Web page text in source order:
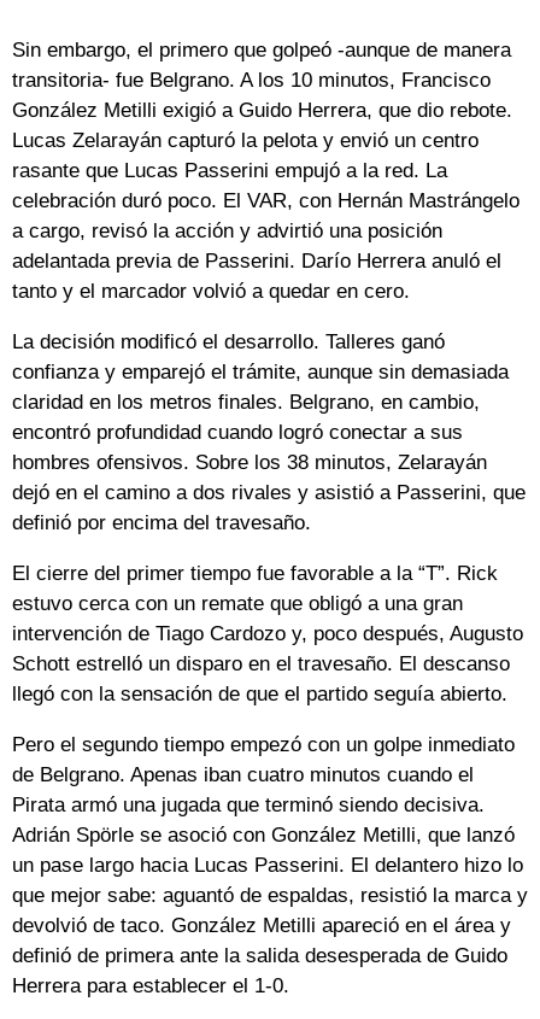
Sin embargo, el primero que golpeó -aunque de manera
transitoria- fue Belgrano. A los 10 minutos, Francisco
González Metilli exigió a Guido Herrera, que dio rebote.
Lucas Zelarayán capturó la pelota y envió un centro
rasante que Lucas Passerini empujó a la red. La
celebración duró poco. El VAR, con Hernán Mastrángelo
a cargo, revisó la acción y advirtió una posición
adelantada previa de Passerini. Darío Herrera anuló el
tanto y el marcador volvió a quedar en cero.
La decisión modificó el desarrollo. Talleres ganó
confianza y emparejó el trámite, aunque sin demasiada
claridad en los metros finales. Belgrano, en cambio,
encontró profundidad cuando logró conectar a sus
hombres ofensivos. Sobre los 38 minutos, Zelarayán
dejó en el camino a dos rivales y asistió a Passerini, que
definió por encima del travesaño.
El cierre del primer tiempo fue favorable a la “T”. Rick
estuvo cerca con un remate que obligó a una gran
intervención de Tiago Cardozo y, poco después, Augusto
Schott estrelló un disparo en el travesaño. El descanso
llegó con la sensación de que el partido seguía abierto.
Pero el segundo tiempo empezó con un golpe inmediato
de Belgrano. Apenas iban cuatro minutos cuando el
Pirata armó una jugada que terminó siendo decisiva.
Adrián Spörle se asoció con González Metilli, que lanzó
un pase largo hacia Lucas Passerini. El delantero hizo lo
que mejor sabe: aguantó de espaldas, resistió la marca y
devolvió de taco. González Metilli apareció en el área y
definió de primera ante la salida desesperada de Guido
Herrera para establecer el 1-0.